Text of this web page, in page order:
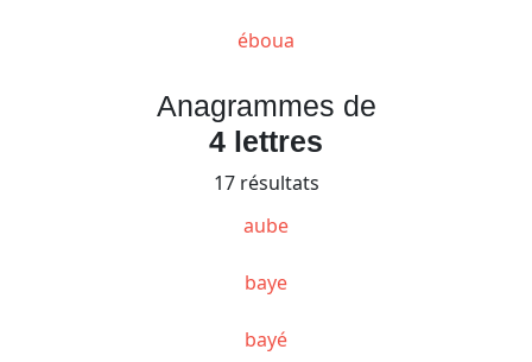
éboua
Anagrammes de
4 lettres
17 résultats
aube
baye
bayé